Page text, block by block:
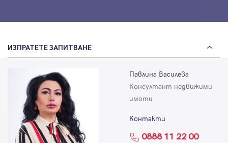
ИЗПРАТЕТЕ ЗАПИТВАНЕ
Павлина Василева
Консултант недвижими
имоти
Контакти
0888 11 22 00